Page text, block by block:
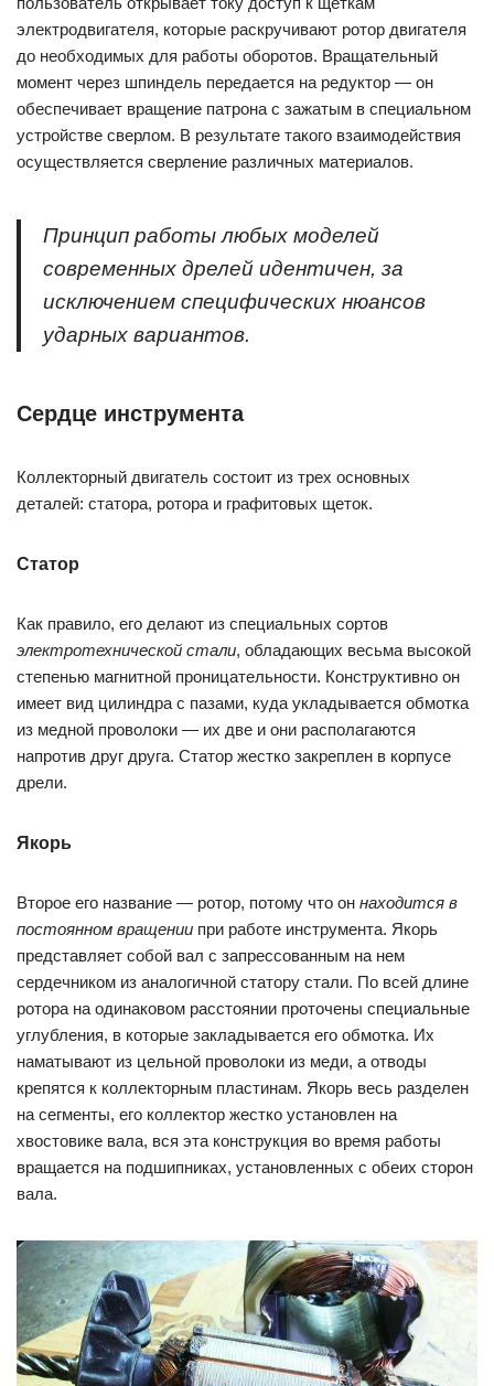
электродвигателя, которые раскручивают ротор двигателя
до необходимых для работы оборотов. Вращательный
момент через шпиндель передается на редуктор — он
обеспечивает вращение патрона с зажатым в специальном
устройстве сверлом. В результате такого взаимодействия
осуществляется сверление различных материалов.
Принцип работы любых моделей
современных дрелей идентичен, за
исключением специфических нюансов
ударных вариантов.
Сердце инструмента
Коллекторный двигатель состоит из трех основных
деталей: статора, ротора и графитовых щеток.
Статор
Как правило, его делают из специальных сортов
электротехнической стали, обладающих весьма высокой
степенью магнитной проницательности. Конструктивно он
имеет вид цилиндра с пазами, куда укладывается обмотка
из медной проволоки — их две и они располагаются
напротив друг друга. Статор жестко закреплен в корпусе
дрели.
Якорь
Второе его название — ротор, потому что он находится в
постоянном вращении при работе инструмента. Якорь
представляет собой вал с запрессованным на нем
сердечником из аналогичной статору стали. По всей длине
ротора на одинаковом расстоянии проточены специальные
углубления, в которые закладывается его обмотка. Их
наматывают из цельной проволоки из меди, а отводы
крепятся к коллекторным пластинам. Якорь весь разделен
на сегменты, его коллектор жестко установлен на
хвостовике вала, вся эта конструкция во время работы
вращается на подшипниках, установленных с обеих сторон
вала.